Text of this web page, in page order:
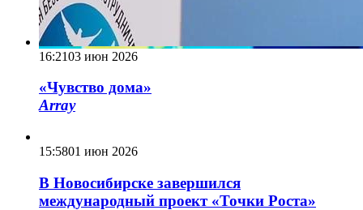
16:2103 июн 2026
«Чувство дома»
Array
15:5801 июн 2026
В Новосибирске завершился
международный проект «Точки Роста»